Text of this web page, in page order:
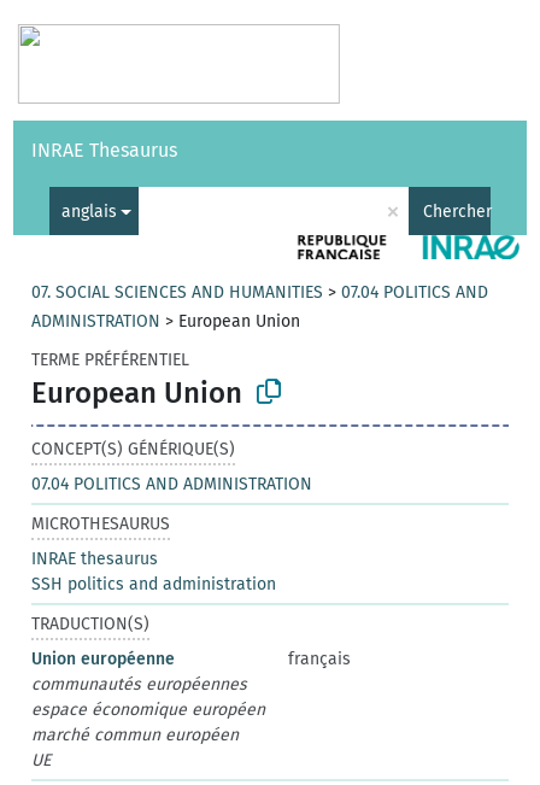
Vocabulaires API
INRAE Thesaurus
anglais × Chercher
07. SOCIAL SCIENCES AND HUMANITIES >07.04 POLITICS AND
ADMINISTRATION > European Union
TERME PRÉFÉRENTIEL
European Union
CONCEPT(S) GÉNÉRIQUE(S)
07.04 POLITICS AND ADMINISTRATION
MICROTHESAURUS
INRAE thesaurus
SSH politics and administration
TRADUCTION(S)
Union européenne
français
communautés européennes
espace économique européen
marché commun européen
UE